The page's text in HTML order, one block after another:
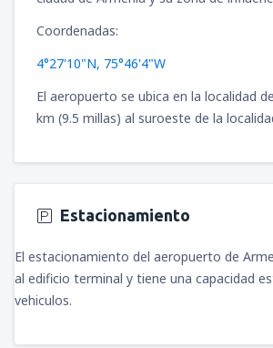
Coordenadas:
4°27'10"N, 75°46'4"W
El aeropuerto se ubica en la localidad
km (9.5 millas) al suroeste de la
Estacionamiento
El estacionamiento del aeropuerto de
al edificio terminal y tiene una capacidad
vehiculos.